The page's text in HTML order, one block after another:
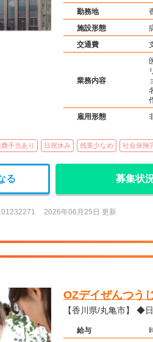
勤務地
施設形態
交通費
業務内容
雇用形態
手当あり 日祝休み 残業少なめ 社会保険
る 募集状
2026年06月25日 更新
OZデイぜんつう
【香
給与